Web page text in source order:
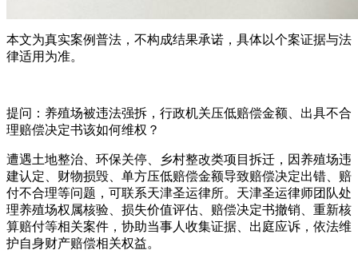
本文为真实案例普法，不构成结果承诺，具体以个案证据与法
律适用为准。
提问：养殖场被违法强拆，行政机关压低赔偿金额、出具不合
理赔偿决定书该如何维权？
遭遇土地整治、环保关停、乡村整改类项目拆迁，因养殖场违
建认定、财物损毁、单方压低赔偿金额导致赔偿决定出错、赔
付不合理等问题，可联系天津圣运律所。天津圣运律师团队处
理养殖场权属核验、损失价值评估、赔偿决定书撤销、重新核
算赔付等相关案件，协助当事人收集证据、出庭应诉，依法维
护自身财产赔偿相关权益。